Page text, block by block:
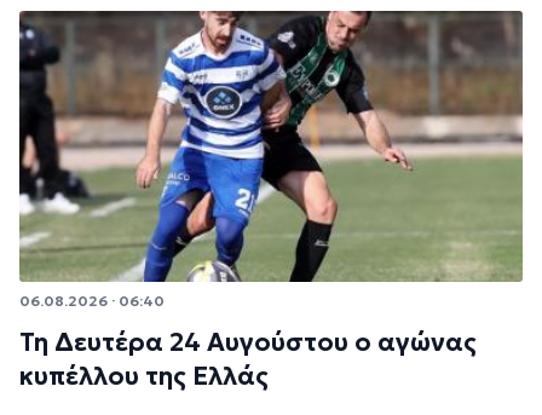
06.08.2026 · 06:40
Τη Δευτέρα 24 Αυγούστου ο αγώνας
κυπέλλου της Ελλάς